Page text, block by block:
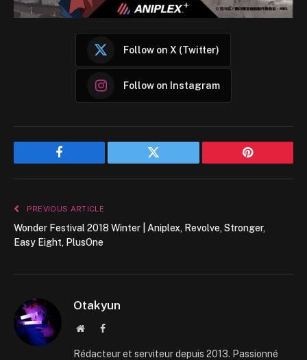
Follow on X (Twitter)
Follow on Instagram
Facebook Twitter Pinterest
PREVIOUS ARTICLE
Wonder Festival 2018 Winter | Aniplex, Revolve, Stronger,
Easy Eight, PlusOne
Otakyun
WebsiteFacebook
Rédacteur et serviteur depuis 2013. Passionné